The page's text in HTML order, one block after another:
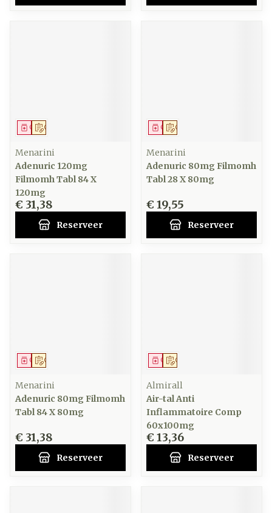
Op voorschrift
Geneesmiddel
Menarini
Adenuric 120mg
Filmomh Tabl 84 X
120mg
€ 31,38
Reserveer
Op voorschrift
Geneesmiddel
Menarini
Adenuric 80mg Filmomh
Tabl 28 X 80mg
€ 19,55
Reserveer
Op voorschrift
Geneesmiddel
Menarini
Adenuric 80mg Filmomh
Tabl 84 X 80mg
€ 31,38
Reserveer
Op voorschrift
Geneesmiddel
Almirall
Air-tal Anti
Inflammatoire Comp
60x100mg
€ 13,36
Reserveer